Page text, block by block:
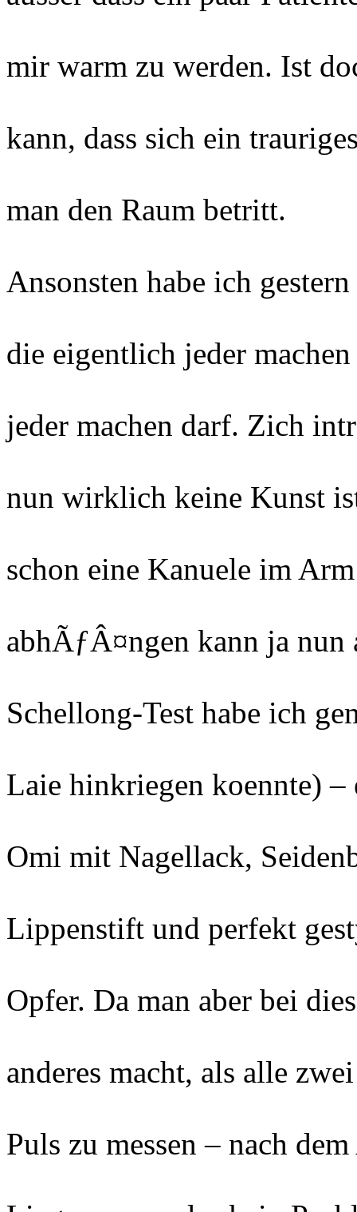
mir warm zu werden. Ist
kann, dass sich ein
man den Raum betritt.
Ansonsten habe ich
die eigentlich jeder
jeder machen darf. Zich
nun wirklich keine Kunst
schon eine Kanuele im
abhÃƒÂ¤ngen kann ja nun
Schellong-Test habe ich
Laie hinkriegen koennte) –
Omi mit Nagellack,
Lippenstift und perfekt
Opfer. Da man aber bei
anderes macht, als alle
Puls zu messen – nach